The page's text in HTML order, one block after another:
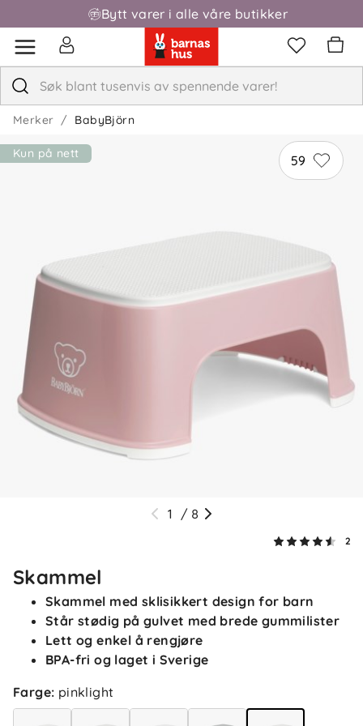
Bytt varer i alle våre butikker
Fri frakt over 1000,-
Merker BabyBjörn
59
Kun på nett
1 / 8
2
Skammel
Skammel med sklisikkert design for barn
Står stødig på gulvet med brede gummilister
Lett og enkel å rengjøre
BPA-fri og laget i Sverige
Farge: pinklight